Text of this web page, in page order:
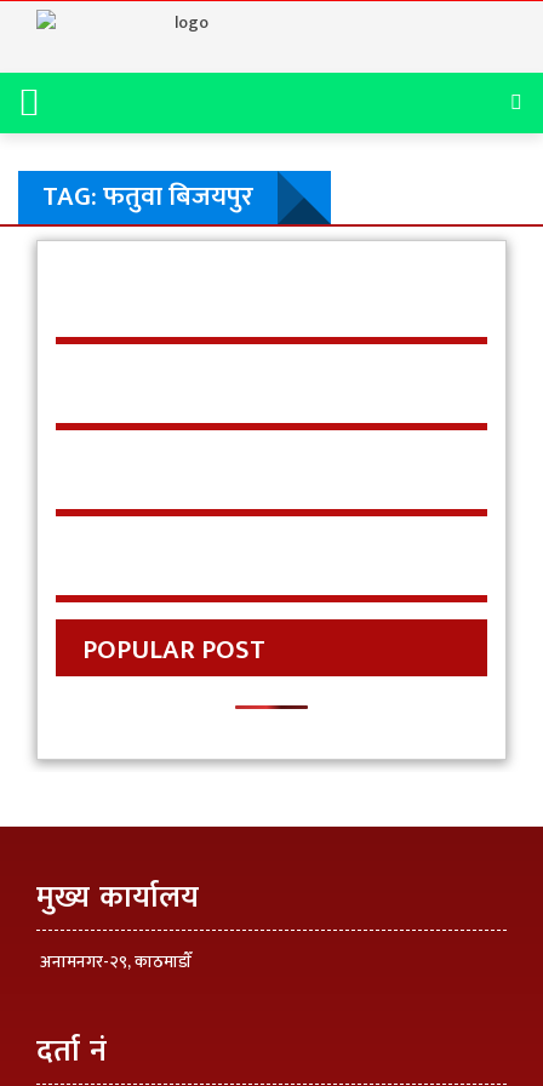
TAG: फतुवा बिजयपुर
POPULAR POST
मुख्य कार्यालय
अनामनगर-२९, काठमाडाैँ
दर्ता नं